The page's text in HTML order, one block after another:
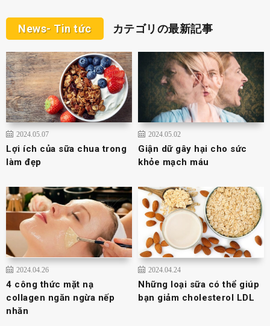
News- Tin tức カテゴリの最新記事
2024.05.07
Lợi ích của sữa chua trong
làm đẹp
2024.05.02
Giận dữ gây hại cho sức
khỏe mạch máu
2024.04.26
4 công thức mặt nạ
collagen ngăn ngừa nếp
nhăn
2024.04.24
Những loại sữa có thể giúp
bạn giảm cholesterol LDL